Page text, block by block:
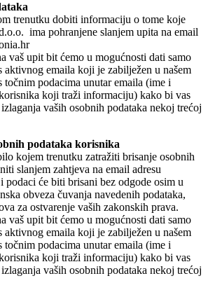
trenutku dobiti informaciju o tome koje
ima pohranjene slanjem upita na email
vaš upit bit ćemo u mogućnosti dati samo
emaila koji je zabilježen u našem
točnim podacima unutar emaila (ime i
koji traži informaciju) kako bi vas
vaših osobnih podataka nekoj trećoj
podataka korisnika
kojem trenutku zatražiti brisanje osobnih
slanjem zahtjeva na email adresu
podaci će biti brisani bez odgode osim u
obveza čuvanja navedenih podataka,
za ostvarenje vaših zakonskih prava.
vaš upit bit ćemo u mogućnosti dati samo
emaila koji je zabilježen u našem
točnim podacima unutar emaila (ime i
koji traži informaciju) kako bi vas
vaših osobnih podataka nekoj trećoj